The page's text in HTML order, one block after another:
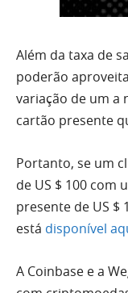
Além da taxa de
poderão
variação de um a
cartão presente
Portanto, se um
de US $ 100 com
presente de US $
está disponível
A Coinbase e a